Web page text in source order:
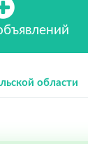
области